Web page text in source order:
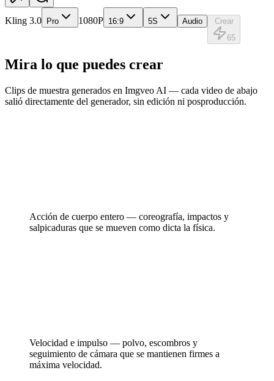
Kling 3.0 Pro 1080P 16:9 5S Audio
Crear
65
Mira lo que puedes crear
Clips de muestra generados en Imgveo AI — cada video de abajo
salió directamente del generador, sin edición ni posproducción.
Acción de cuerpo entero — coreografía, impactos y
salpicaduras que se mueven como dicta la física.
Velocidad e impulso — polvo, escombros y
seguimiento de cámara que se mantienen firmes a
máxima velocidad.